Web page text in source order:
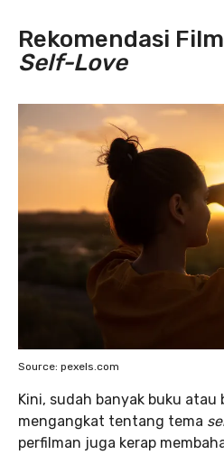
Rekomendasi
Self-Love
Source: pexels.com
Kini, sudah banyak buku atau
mengangkat tentang tema
perfilman juga kerap